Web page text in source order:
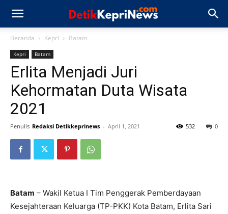
Beranda Kepri Batam
Kepri Batam
Erlita Menjadi Juri
Kehormatan Duta Wisata
2021
Penulis Redaksi Detikkeprinews - April 1, 2021 0
532
Batam – Wakil Ketua I Tim Penggerak Pemberdayaan
Kesejahteraan Keluarga (TP-PKK) Kota Batam, Erlita Sari